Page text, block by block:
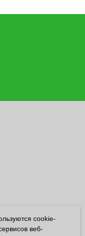
cookie-
веб-